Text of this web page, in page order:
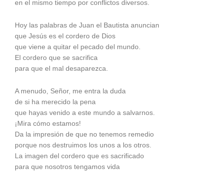
en el mismo tiempo por conflictos diversos.
Hoy las palabras de Juan el Bautista anuncian
que Jesús es el cordero de Dios
que viene a quitar el pecado del mundo.
El cordero que se sacrifica
para que el mal desaparezca.
A menudo, Señor, me entra la duda
de si ha merecido la pena
que hayas venido a este mundo a salvarnos.
¡Mira cómo estamos!
Da la impresión de que no tenemos remedio
porque nos destruimos los unos a los otros.
La imagen del cordero que es sacrificado
para que nosotros tengamos vida